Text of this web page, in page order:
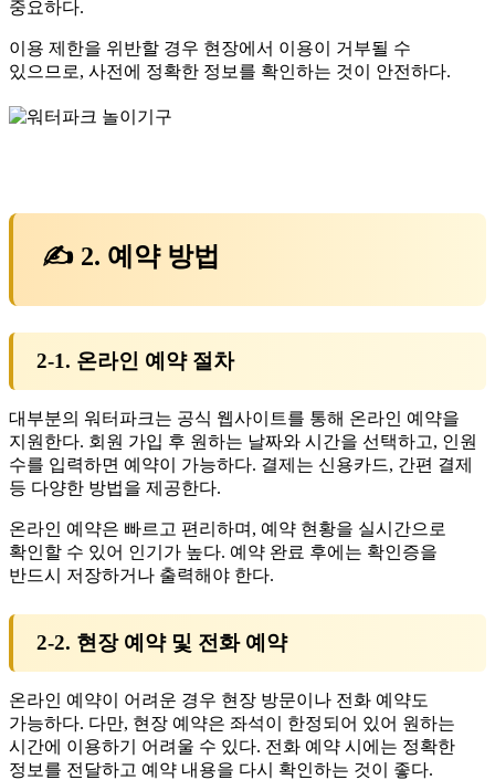
중요하다.
이용 제한을 위반할 경우 현장에서 이용이 거부될 수
있으므로, 사전에 정확한 정보를 확인하는 것이 안전하다.
✍ 2. 예약 방법
2-1. 온라인 예약 절차
대부분의 워터파크는 공식 웹사이트를 통해 온라인 예약을
지원한다. 회원 가입 후 원하는 날짜와 시간을 선택하고, 인원
수를 입력하면 예약이 가능하다. 결제는 신용카드, 간편 결제
등 다양한 방법을 제공한다.
온라인 예약은 빠르고 편리하며, 예약 현황을 실시간으로
확인할 수 있어 인기가 높다. 예약 완료 후에는 확인증을
반드시 저장하거나 출력해야 한다.
2-2. 현장 예약 및 전화 예약
온라인 예약이 어려운 경우 현장 방문이나 전화 예약도
가능하다. 다만, 현장 예약은 좌석이 한정되어 있어 원하는
시간에 이용하기 어려울 수 있다. 전화 예약 시에는 정확한
정보를 전달하고 예약 내용을 다시 확인하는 것이 좋다.